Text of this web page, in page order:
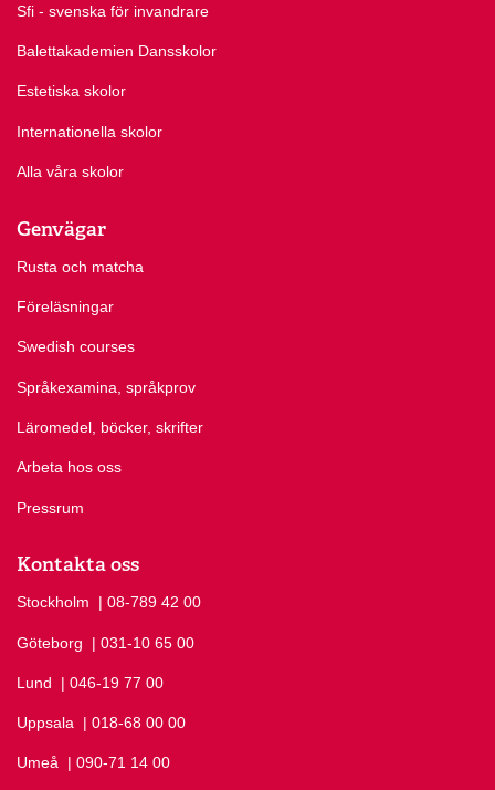
Sfi - svenska för invandrare
Balettakademien Dansskolor
Estetiska skolor
Internationella skolor
Alla våra skolor
Genvägar
Rusta och matcha
Föreläsningar
Swedish courses
Språkexamina, språkprov
Läromedel, böcker, skrifter
Arbeta hos oss
Pressrum
Kontakta oss
Stockholm Ring Stockholm på
| 08-789 42 00
Göteborg Ring Göteborg på
| 031-10 65 00
Lund Ring Lund på
| 046-19 77 00
Uppsala Ring Uppsala på
| 018-68 00 00
Umeå Ring Umeå på
| 090-71 14 00